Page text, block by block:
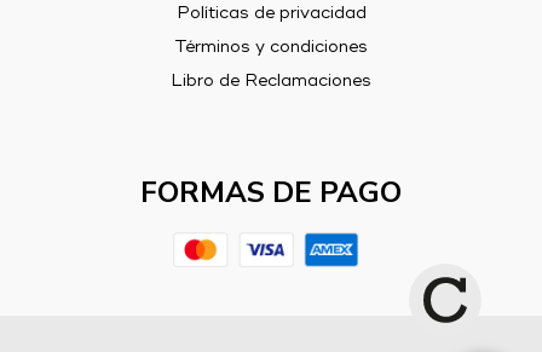
Políticas de privacidad
Términos y condiciones
Libro de Reclamaciones
FORMAS DE PAGO